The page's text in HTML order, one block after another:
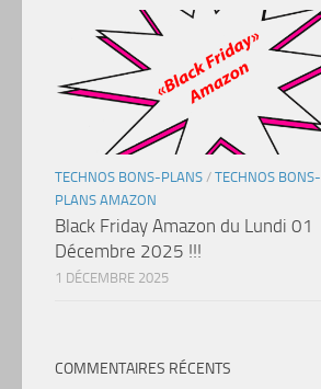
TECHNOS BONS-PLANS / TECHNOS BONS-
PLANS AMAZON
Black Friday Amazon du Lundi 01
Décembre 2025 !!!
1 DÉCEMBRE 2025
COMMENTAIRES RÉCENTS